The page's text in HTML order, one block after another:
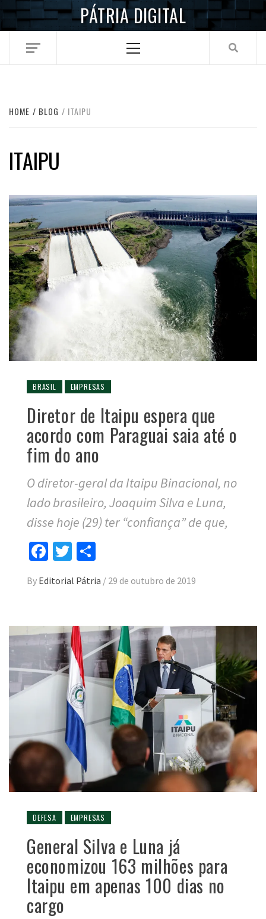
Skip
PÁTRIA DIGITAL
Menu
HOME BLOG ITAIPU
ITAIPU
BRASIL EMPRESAS
Diretor de Itaipu espera que
acordo com Paraguai saia até o
fim do ano
O diretor-geral da Itaipu Binacional, no
lado brasileiro, Joaquim Silva e Luna,
disse hoje (29) ter “confiança” de que,
Facebook
Twitter
By Editorial Pátria / 29 de outubro de 2019
DEFESA EMPRESAS
General Silva e Luna já
economizou 163 milhões para
Itaipu em apenas 100 dias no
cargo